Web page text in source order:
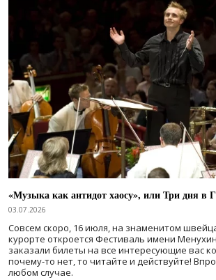
«Музыка как антидот хаосу», или Три дня в
03.07.2026
Совсем скоро, 16 июля, на знаменитом
курорте откроется Фестиваль имени
заказали билеты на все интересующие вас
почему-то нет, то читайте и действуйте!
любом случае.